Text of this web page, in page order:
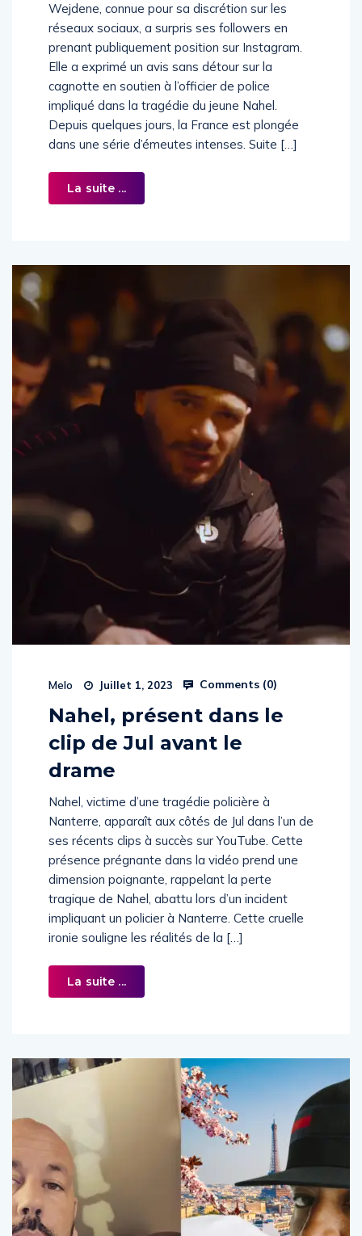
Wejdene, connue pour sa discrétion sur les
réseaux sociaux, a surpris ses followers en
prenant publiquement position sur Instagram.
Elle a exprimé un avis sans détour sur la
cagnotte en soutien à l’officier de police
impliqué dans la tragédie du jeune Nahel.
Depuis quelques jours, la France est plongée
dans une série d’émeutes intenses. Suite […]
La suite ...
Melo Juillet 1, 2023 Comments (0)
Nahel, présent dans le
clip de Jul avant le
drame
Nahel, victime d’une tragédie policière à
Nanterre, apparaît aux côtés de Jul dans l’un de
ses récents clips à succès sur YouTube. Cette
présence prégnante dans la vidéo prend une
dimension poignante, rappelant la perte
tragique de Nahel, abattu lors d’un incident
impliquant un policier à Nanterre. Cette cruelle
ironie souligne les réalités de la […]
La suite ...